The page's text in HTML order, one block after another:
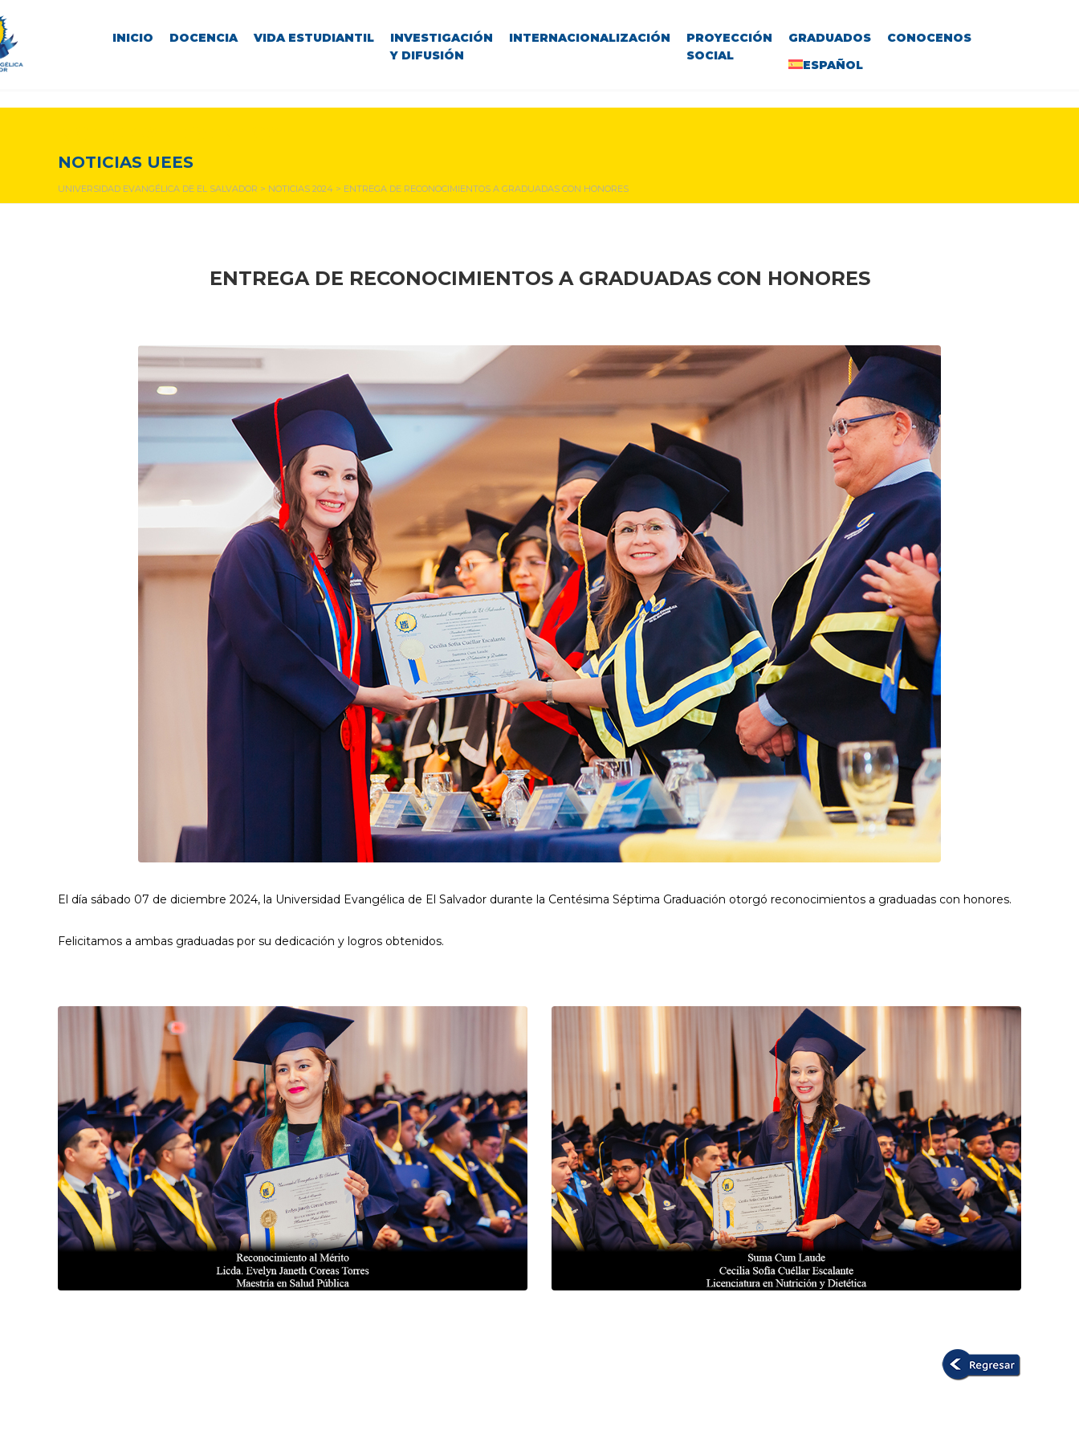
INICIO DOCENCIA VIDA ESTUDIANTIL
INVESTIGACIÓN
Y DIFUSIÓN
INTERNACIONALIZACIÓN
PROYECCIÓN
SOCIAL
GRADUADOS
CONOCENOS
ESPAÑOL
NOTICIAS UEES
UNIVERSIDAD EVANGÉLICA DE EL SALVADOR > NOTICIAS 2024 > ENTREGA DE RECONOCIMIENTOS A GRADUADAS CON HONORES
ENTREGA DE RECONOCIMIENTOS A GRADUADAS CON HONORES
El día sábado 07 de diciembre 2024, la Universidad Evangélica de El Salvador durante la Centésima Séptima Graduación otorgó reconocimientos a graduadas con honores.
Felicitamos a ambas graduadas por su dedicación y logros obtenidos.